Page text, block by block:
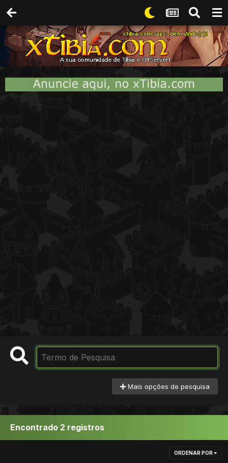
Mais opções de pesquisa
Encontrado 2 registros
ORDENAR POR